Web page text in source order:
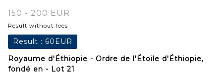
150 - 200 EUR
Result without fees
Result : 60EUR
Royaume d'Éthiopie - Ordre de l'Étoile d'Éthiopie,
fondé en - Lot 21